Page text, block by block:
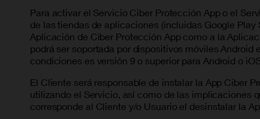
Para activar el Servicio Ciber Protección App o el
de las tiendas de aplicaciones (incluidas Google
Aplicación de Ciber Protección App como a la
podrá ser soportada por dispositivos móviles
condiciones es versión 9 o superior para Android o
El Cliente será responsable de instalar la App Ciber
utilizando el Servicio, así como de las implicaciones
corresponde al Cliente y/o Usuario el desinstalar la